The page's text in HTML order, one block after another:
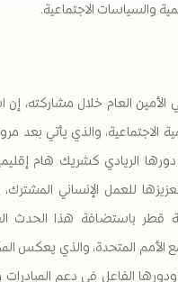
والسياسات الاجتماعية.
الأمين العام خلال مشاركته، إن
الاجتماعية، والذي يأتي بعد
الريادي كشريك هام
للعمل الإنساني المشترك،
قطر باستضافة هذا الحدث
الأمم المتحدة، والذي يعكس
الفاعل في دعم المبادرات